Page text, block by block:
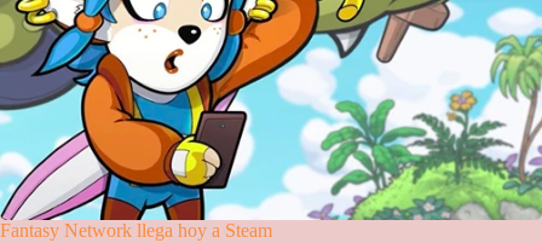
Fantasy Network llega hoy a Steam